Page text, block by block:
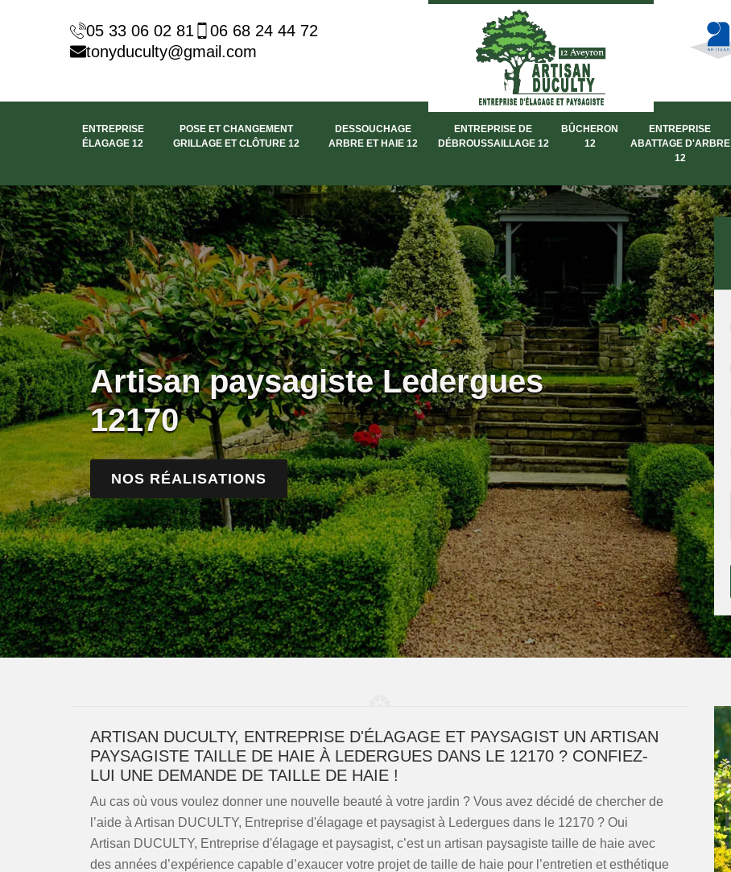
05 33 06 02 81
06 68 24 44 72
tonyduculty@gmail.com
ENTREPRISE
ÉLAGAGE 12
POSE ET CHANGEMENT
GRILLAGE ET CLÔTURE 12
DESSOUCHAGE
ARBRE ET HAIE 12
ENTREPRISE DE
DÉBROUSSAILLAGE 12
BÛCHERON
12
ENTREPRISE
ABATTAGE D'ARBRE
12
Artisan paysagiste Ledergues
12170
NOS RÉALISATIONS
ARTISAN DUCULTY, ENTREPRISE D'ÉLAGAGE ET PAYSAGIST UN ARTISAN
PAYSAGISTE TAILLE DE HAIE À LEDERGUES DANS LE 12170 ? CONFIEZ-
LUI UNE DEMANDE DE TAILLE DE HAIE !
Au cas où vous voulez donner une nouvelle beauté à votre jardin ? Vous avez décidé de chercher de
l’aide à Artisan DUCULTY, Entreprise d'élagage et paysagist à Ledergues dans le 12170 ? Oui
Artisan DUCULTY, Entreprise d'élagage et paysagist, c’est un artisan paysagiste taille de haie avec
des années d’expérience capable d’exaucer votre projet de taille de haie pour l’entretien et esthétique